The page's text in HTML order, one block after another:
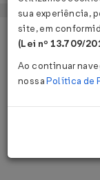
Página Inicial
Sistemas
Desenvolvidos
clientes, nossos
procedimentos
sua experiência,
site, em
(Lei nº 13.709/
Ao continuar
nossaPolítica de